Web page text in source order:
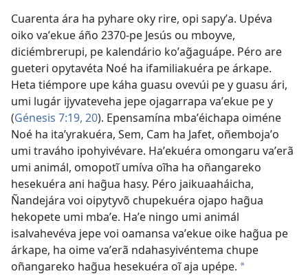
Cuarenta ára ha pyhare oky rire, opi sapyʼa. Upéva
oiko vaʼekue áño 2370-pe Jesús ou mboyve,
diciémbrerupi, pe kalendário koʼag̃aguápe. Péro are
gueteri opytavéta Noé ha ifamiliakuéra pe árkape.
Heta tiémpore upe káha guasu ovevúi pe y guasu ári,
umi lugár ijyvateveha jepe ojagarrapa vaʼekue pe y
(Génesis 7:19, 20). Epensamína mbaʼéichapa oiméne
Noé ha itaʼyrakuéra, Sem, Cam ha Jafet, oñembojaʼo
umi traváho ipohyivévare. Haʼekuéra omongaru vaʼerã
umi animál, omopotĩ umíva oĩha ha oñangareko
hesekuéra ani hag̃ua hasy. Péro jaikuaaháicha,
Ñandejára voi oipytyvõ chupekuéra ojapo hag̃ua
hekopete umi mbaʼe. Haʼe ningo umi animál
isalvahevéva jepe voi oamansa vaʼekue oike hag̃ua pe
árkape, ha oime vaʼerã ndahasyivéntema chupe
oñangareko hag̃ua hesekuéra oĩ aja upépe. a